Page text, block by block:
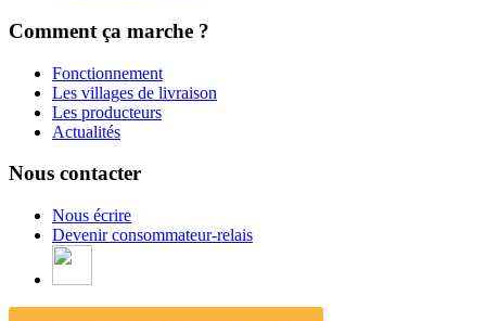
Comment ça marche ?
Fonctionnement
Les villages de livraison
Les producteurs
Actualités
Nous contacter
Nous écrire
Devenir consommateur-relais